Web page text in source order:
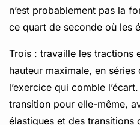
n’est probablement pas la
ce quart de seconde où les
Trois : travaille les tractions
hauteur maximale, en séries
l’exercice qui comble
transition pour elle-même,
élastiques et des transitions